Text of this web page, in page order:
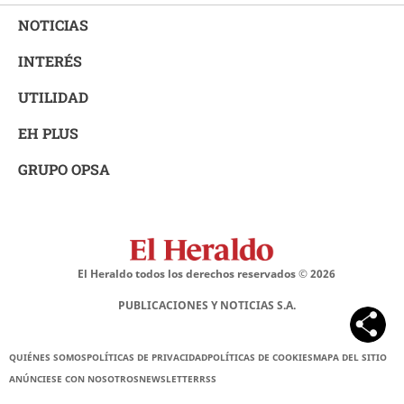
NOTICIAS
INTERÉS
UTILIDAD
EH PLUS
GRUPO OPSA
El Heraldo todos los derechos reservados ©2026
PUBLICACIONES Y NOTICIAS S.A.
QUIÉNES SOMOSPOLÍTICAS DE PRIVACIDADPOLÍTICAS DE COOKIESMAPA DEL SITIO
ANÚNCIESE CON NOSOTROSNEWSLETTERRSS